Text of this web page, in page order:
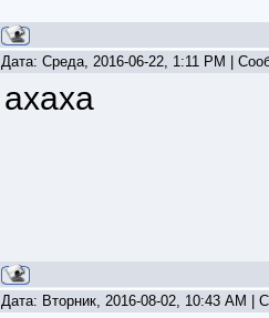
Дата: Среда, 2016-06-22, 1:11 PM |
ахаха
Дата: Вторник, 2016-08-02, 10:43 AM |